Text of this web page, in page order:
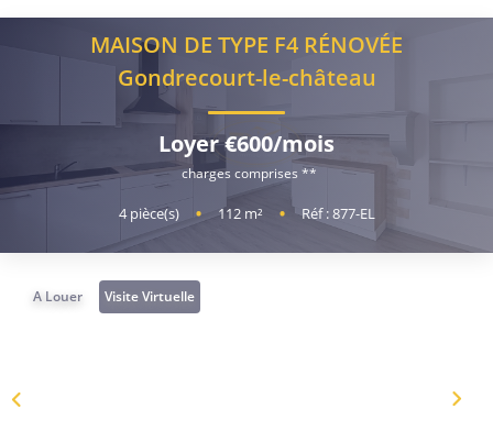
MAISON DE TYPE F4 RÉNOVÉE
Gondrecourt-le-château
Loyer €600/mois
charges comprises **
4pièce(s) • 112m² • Réf : 877-EL
A Louer Visite Virtuelle